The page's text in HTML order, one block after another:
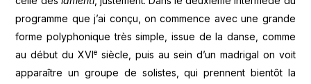
programme que j’ai conçu, on commence avec une grande
forme polyphonique très simple, issue de la danse, comme
au début du XVIe siècle, puis au sein d’un madrigal on voit
apparaître un groupe de solistes, qui prennent bientôt la